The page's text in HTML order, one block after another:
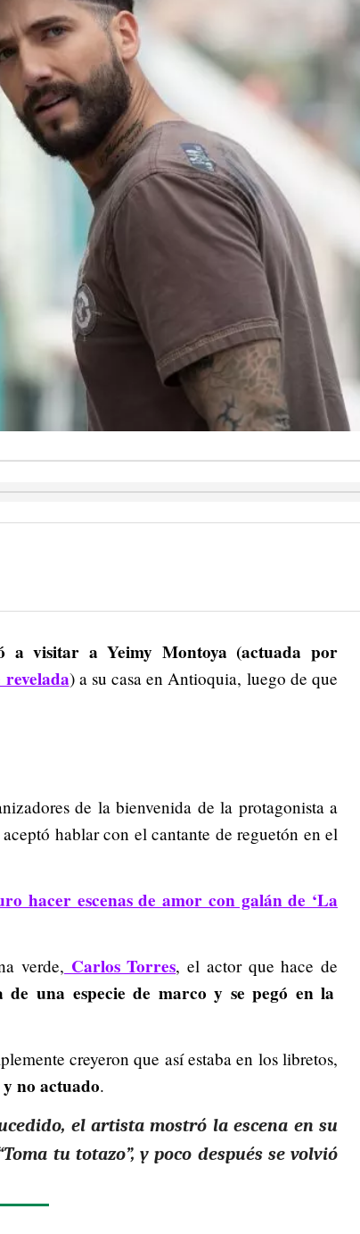
a visitar a Yeimy Montoya (actuada por
) a su casa en Antioquia, luego de que
de la bienvenida de la protagonista a
hablar con el cantante de reguetón en el
hacer escenas de amor con galán de ‘La
verde, Carlos Torres, el actor que hace de
una especie de marco y se pegó en la
creyeron que así estaba en los libretos,
no actuado.
el artista mostró la escena en su
tu totazo”, y poco después se volvió